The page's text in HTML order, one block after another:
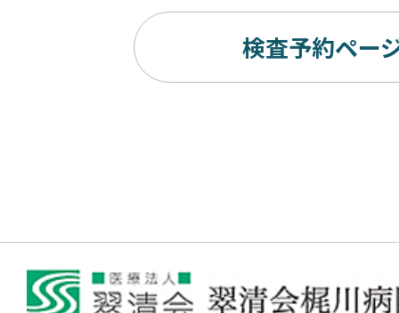
検査予約ペー